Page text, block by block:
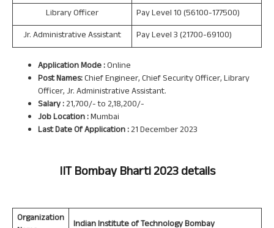
Library Officer
Pay Level 10 (56100-177500)
Jr. Administrative Assistant
Pay Level 3 (21700-69100)
Application Mode :Online
Post Names:Chief Engineer, Chief Security Officer, Library
Officer, Jr. Administrative Assistant.
Salary :21,700/- to 2,18,200/-
Job Location :Mumbai
Last Date Of Application :21 December 2023
IIT BombayBharti 2023 details
Organization
Indian Institute of Technology Bombay